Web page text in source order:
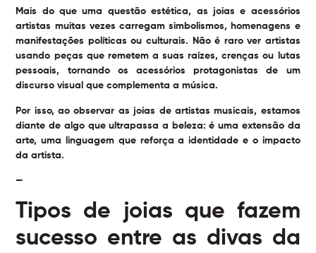
Mais do que uma questão estética, as joias e acessórios
artistas muitas vezes carregam simbolismos, homenagens e
manifestações políticas ou culturais. Não é raro ver artistas
usando peças que remetem a suas raízes, crenças ou lutas
pessoais, tornando os acessórios protagonistas de um
discurso visual que complementa a música.
Por isso, ao observar as joias de artistas musicais, estamos
diante de algo que ultrapassa a beleza: é uma extensão da
arte, uma linguagem que reforça a identidade e o impacto
da artista.
—
Tipos de joias que fazem
sucesso entre as divas da